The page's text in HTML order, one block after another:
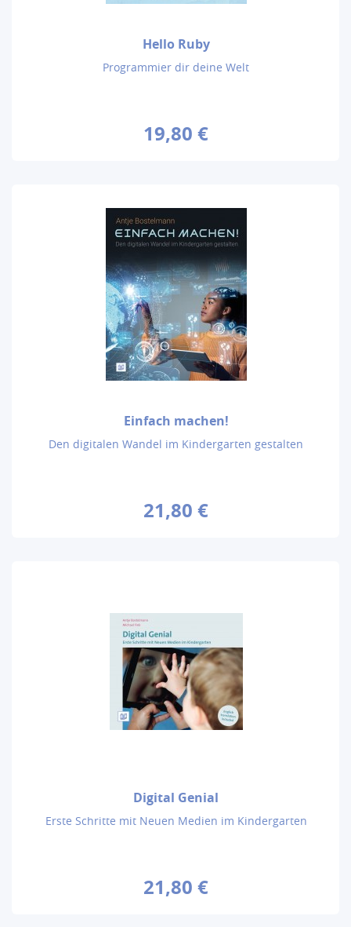
Hello Ruby
Programmier dir deine Welt
19,80 €
Einfach machen!
Den digitalen Wandel im Kindergarten gestalten
21,80 €
Digital Genial
Erste Schritte mit Neuen Medien im Kindergarten
21,80 €